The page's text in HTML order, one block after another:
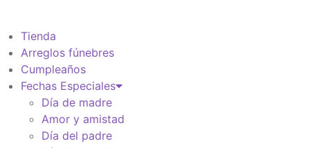
Tienda
Arreglos fúnebres
Cumpleaños
Fechas Especiales
Día de madre
Amor y amistad
Día del padre